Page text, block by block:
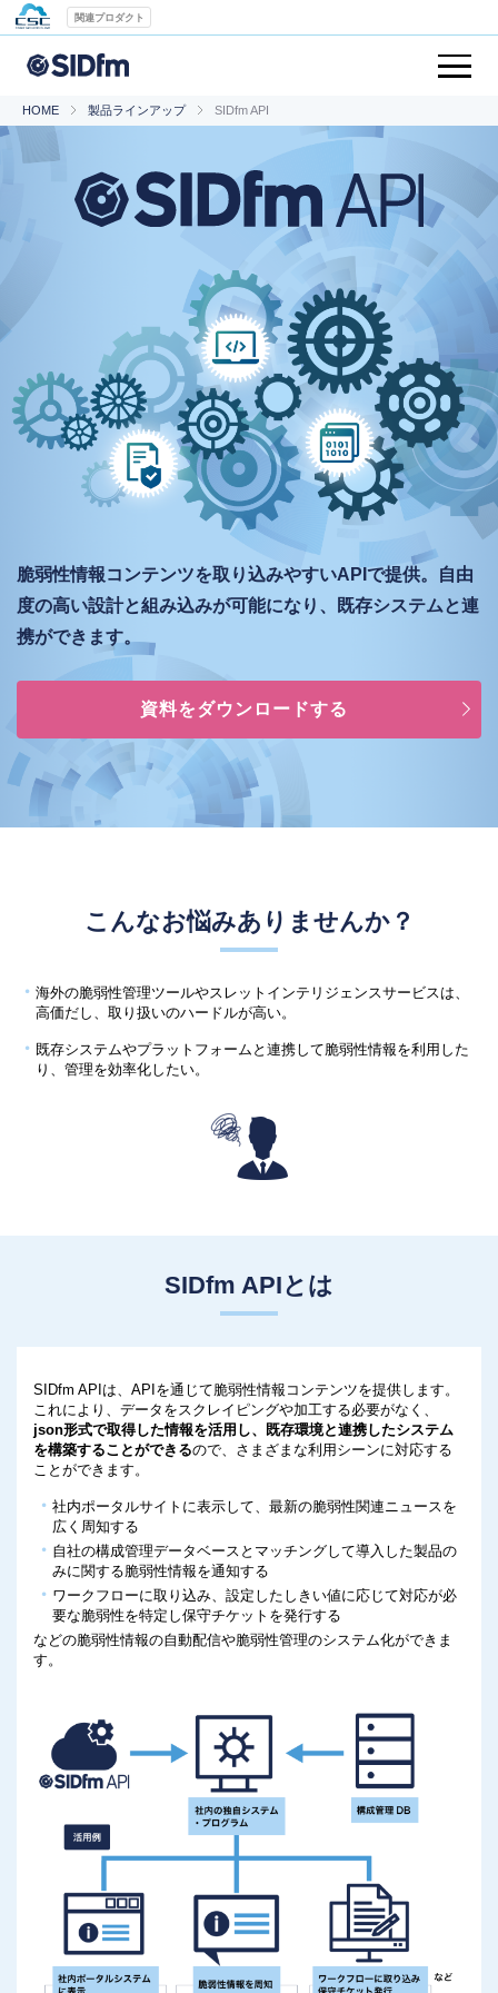
関連プロダクト
HOME 製品ラインアップ SIDfm API
脆弱性情報コンテンツを取り込みやすいAPIで提供。
自由
度の高い設計と組み込みが可能になり、
既存システムと連
携ができます。
資料をダウンロードする
こんなお悩みありませんか？
海外の脆弱性管理ツールやスレットインテリジェンスサービスは、
高価だし、取り扱いのハードルが高い。
既存システムやプラットフォームと連携して脆弱性情報を利用した
り、管理を効率化したい。
SIDfm APIとは
SIDfm APIは、APIを通じて脆弱性情報コンテンツを提供します。
これにより、データをスクレイピングや加工する必要がなく、
json形式で取得した情報を活用し、既存環境と連携したシステム
を構築することができるので、さまざまな利用シーンに対応する
ことができます。
社内ポータルサイトに表示して、最新の脆弱性関連ニュースを
広く周知する
自社の構成管理データベースとマッチングして導入した製品の
みに関する脆弱性情報を通知する
ワークフローに取り込み、設定したしきい値に応じて対応が必
要な脆弱性を特定し保守チケットを発行する
などの脆弱性情報の自動配信や脆弱性管理のシステム化ができま
す。